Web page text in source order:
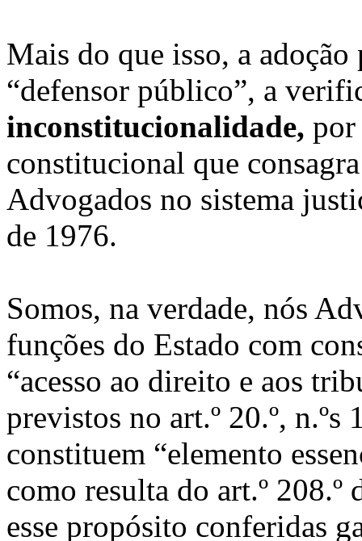
Mais do que isso, a
“defensor público”, a
inconstitucionalidade,
constitucional que
Advogados no sistema
de 1976.
Somos, na verdade, nós
funções do Estado com
“acesso ao direito e aos
previstos no art.º 20.º,
constituem “elemento
como resulta do art.º 208.º
esse propósito conferidas